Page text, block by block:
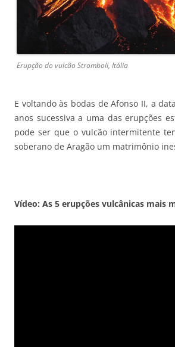
Erupção do vulcão Stromboli, Itália
E voltando às bodas de Afonso II, a
anos sucessiva a uma das erupções
pode ser que o vulcão intermitente
soberano de Aragão um matrimônio
Vídeo: As 5 erupções vulcânicas mais